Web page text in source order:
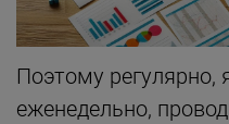
Поэтому регулярно,
еженедельно,